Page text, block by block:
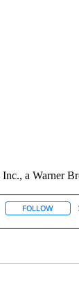
a Warner
FOLLOW